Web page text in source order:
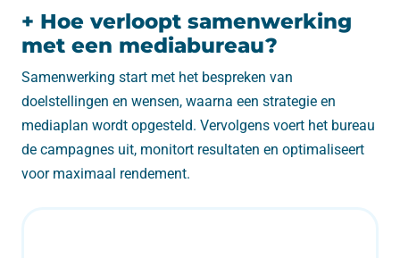
+ Hoe verloopt samenwerking
met een mediabureau?
Samenwerking start met het bespreken van
doelstellingen en wensen, waarna een strategie en
mediaplan wordt opgesteld. Vervolgens voert het bureau
de campagnes uit, monitort resultaten en optimaliseert
voor maximaal rendement.